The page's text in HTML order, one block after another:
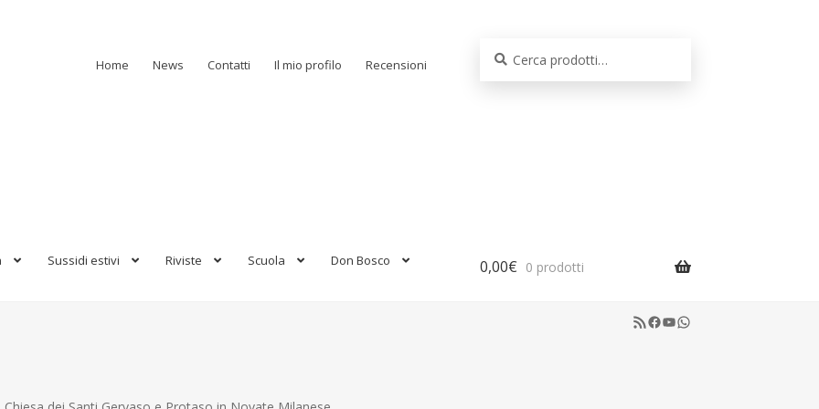
Home News Contatti Il mio profilo Recensioni
Sussidi estivi Riviste Scuola Don Bosco 0,00€ 0 prodotti
RSS Feed
Facebook
YouTube
WhatsApp